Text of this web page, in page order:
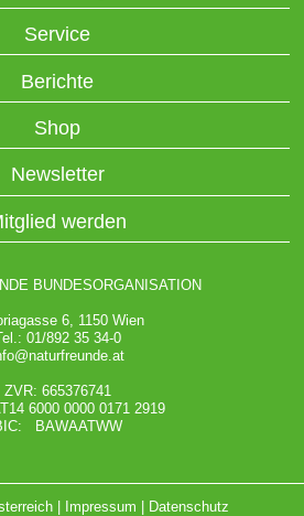
Service
Berichte
Shop
Newsletter
werden
BUNDESORGANISATION
6, 1150 Wien
01/892 35 34-0
ZVR: 665376741
6000 0000 0171 2919
BAWAATWW
| Impressum Datenschutz